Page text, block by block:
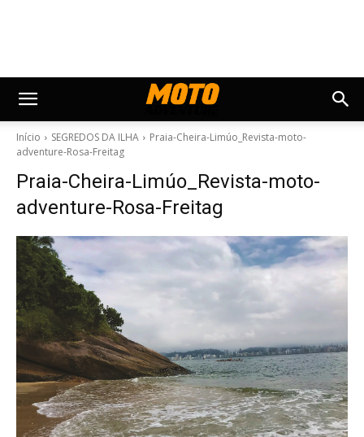
Início SEGREDOS DA ILHA
Praia-Cheira-Limúo_Revista-moto-
adventure-Rosa-Freitag
Praia-Cheira-Limúo_Revista-moto-
adventure-Rosa-Freitag